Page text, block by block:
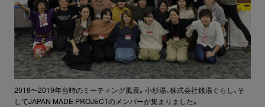
2018〜2019年当時のミーティング風景。小杉湯、株式会社銭湯ぐらし、そ
してJAPAN MADE PROJECTのメンバーが集まりました。